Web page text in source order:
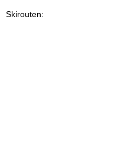
Skirouten: